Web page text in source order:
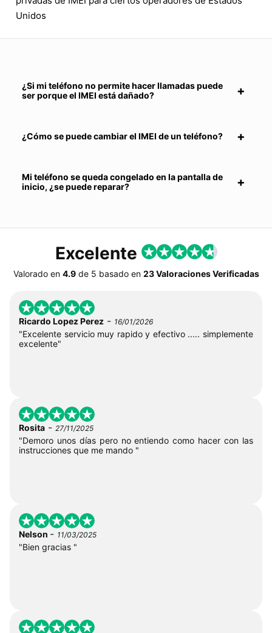
Unidos
¿Si mi teléfono no permite hacer llamadas puede
ser porque el IMEI está dañado?
¿Cómo se puede cambiar el IMEI de un teléfono?
Mi teléfono se queda congelado en la pantalla de
inicio, ¿se puede reparar?
Excelente
Valorado en 4.9de 5 basado en 23 Valoraciones Verificadas
Ricardo Lopez Perez - 16/01/2026
"Excelente servicio muy rapido y efectivo ..... simplemente
excelente"
Rosita - 27/11/2025
"Demoro unos días pero no entiendo como hacer con las
instrucciones que me mando "
Nelson - 11/03/2025
"Bien gracias "